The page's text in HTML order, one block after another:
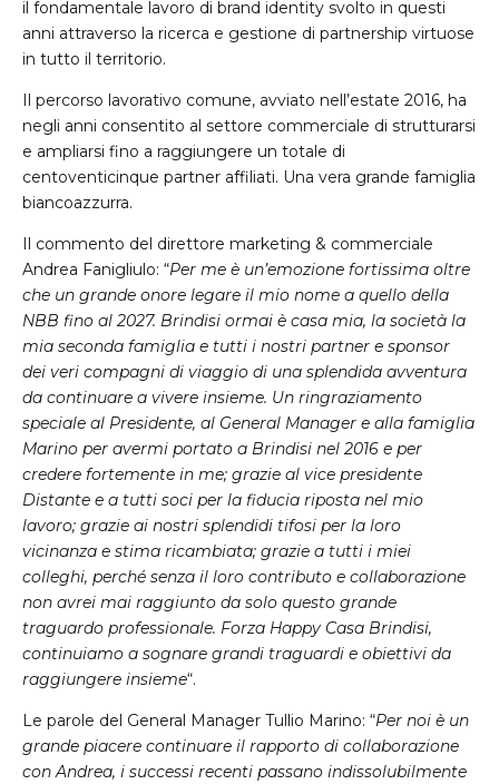
il fondamentale lavoro di brand identity svolto in questi
anni attraverso la ricerca e gestione di partnership virtuose
in tutto il territorio.
Il percorso lavorativo comune, avviato nell’estate 2016, ha
negli anni consentito al settore commerciale di strutturarsi
e ampliarsi fino a raggiungere un totale di
centoventicinque partner affiliati. Una vera grande famiglia
biancoazzurra.
Il commento del direttore marketing & commerciale
Andrea Fanigliulo: “Per me è un’emozione fortissima oltre
che un grande onore legare il mio nome a quello della
NBB fino al 2027. Brindisi ormai è casa mia, la società la
mia seconda famiglia e tutti i nostri partner e sponsor
dei veri compagni di viaggio di una splendida avventura
da continuare a vivere insieme. Un ringraziamento
speciale al Presidente, al General Manager e alla famiglia
Marino per avermi portato a Brindisi nel 2016 e per
credere fortemente in me; grazie al vice presidente
Distante e a tutti soci per la fiducia riposta nel mio
lavoro; grazie ai nostri splendidi tifosi per la loro
vicinanza e stima ricambiata; grazie a tutti i miei
colleghi, perché senza il loro contributo e collaborazione
non avrei mai raggiunto da solo questo grande
traguardo professionale. Forza Happy Casa Brindisi,
continuiamo a sognare grandi traguardi e obiettivi da
raggiungere insieme“.
Le parole del General Manager Tullio Marino: “Per noi è un
grande piacere continuare il rapporto di collaborazione
con Andrea, i successi recenti passano indissolubilmente